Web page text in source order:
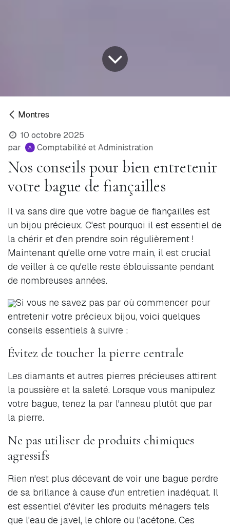
Montres
10 octobre 2025
par
Comptabilité et Administration
Nos conseils pour bien entretenir
votre bague de fiançailles
Il va sans dire que votre bague de fiançailles est
un bijou précieux. C'est pourquoi il est essentiel de
la chérir et d'en prendre soin régulièrement !
Maintenant qu'elle orne votre main, il est crucial
de veiller à ce qu'elle reste éblouissante pendant
de nombreuses années.
Si vous ne savez pas par où commencer pour
entretenir votre précieux bijou, voici quelques
conseils essentiels à suivre :
Évitez de toucher la pierre centrale
Les diamants et autres pierres précieuses attirent
la poussière et la saleté. Lorsque vous manipulez
votre bague, tenez la par l'anneau plutôt que par
la pierre.
Ne pas utiliser de produits chimiques
agressifs
Rien n'est plus décevant de voir une bague perdre
de sa brillance à cause d'un entretien inadéquat. Il
est essentiel d'éviter les produits ménagers tels
que l'eau de javel, le chlore ou l'acétone. Ces